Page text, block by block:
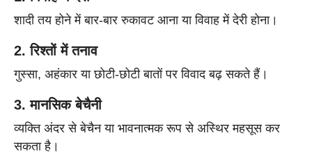
शादी तय होने में बार-बार रुकावट आना या विवाह में देरी होना।
2. रिश्तों में तनाव
गुस्सा, अहंकार या छोटी-छोटी बातों पर विवाद बढ़ सकते हैं।
3. मानसिक बेचैनी
व्यक्ति अंदर से बेचैन या भावनात्मक रूप से अस्थिर महसूस कर
सकता है।